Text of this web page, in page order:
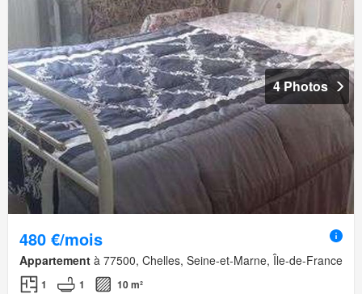
4 Photos
480 €/mois
Appartement à 77500, Chelles, Seine-et-Marne, Île-de-France
1 1 10 m²